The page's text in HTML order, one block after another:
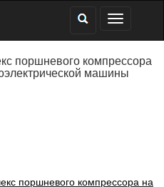
поршневого компрессора
машины